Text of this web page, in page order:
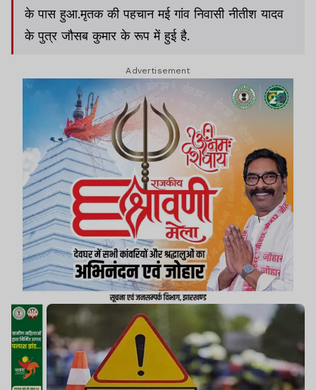
के पास हुआ.मृतक की पहचान मई गांव निवासी नीतीश यादव
के पुत्र जौसब कुमार के रूप में हुई है.
Advertisement